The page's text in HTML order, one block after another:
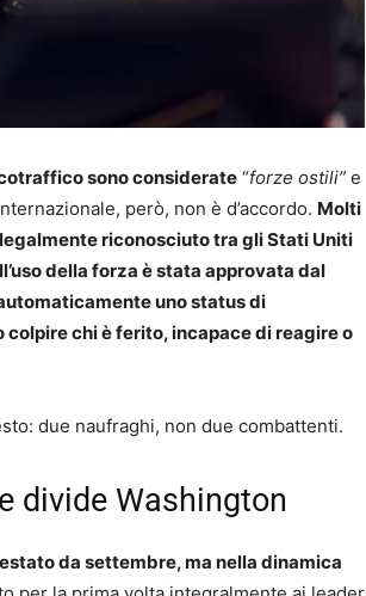
sono considerate “forze ostili” e
però, non è d’accordo. Molti
riconosciuto tra gli Stati Uniti
della forza è stata approvata dal
uno status di
chi è ferito, incapace di reagire o
due naufraghi, non due combattenti.
divide Washington
da settembre, ma nella dinamica